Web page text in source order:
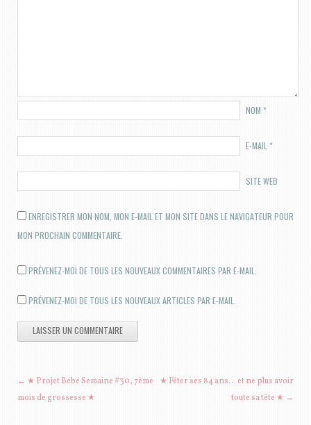
NOM *
E-MAIL *
SITE WEB
ENREGISTRER MON NOM, MON E-MAIL ET MON SITE DANS LE NAVIGATEUR POUR
MON PROCHAIN COMMENTAIRE.
PRÉVENEZ-MOI DE TOUS LES NOUVEAUX COMMENTAIRES PAR E-MAIL.
PRÉVENEZ-MOI DE TOUS LES NOUVEAUX ARTICLES PAR E-MAIL.
NAVIGATION DES ARTICLES
← ★ Projet Bébé Semaine #30, 7ème
mois de grossesse ★
★ Fêter ses 84 ans… et ne plus avoir
toute sa tête ★ →